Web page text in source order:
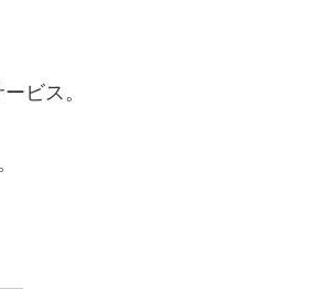
ビス。